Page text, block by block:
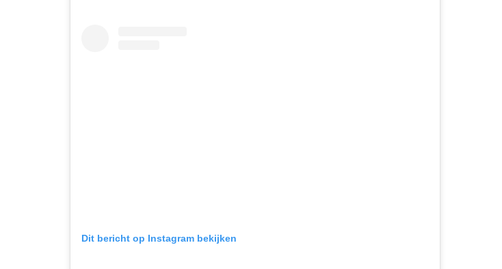
Dit bericht op Instagram bekijken